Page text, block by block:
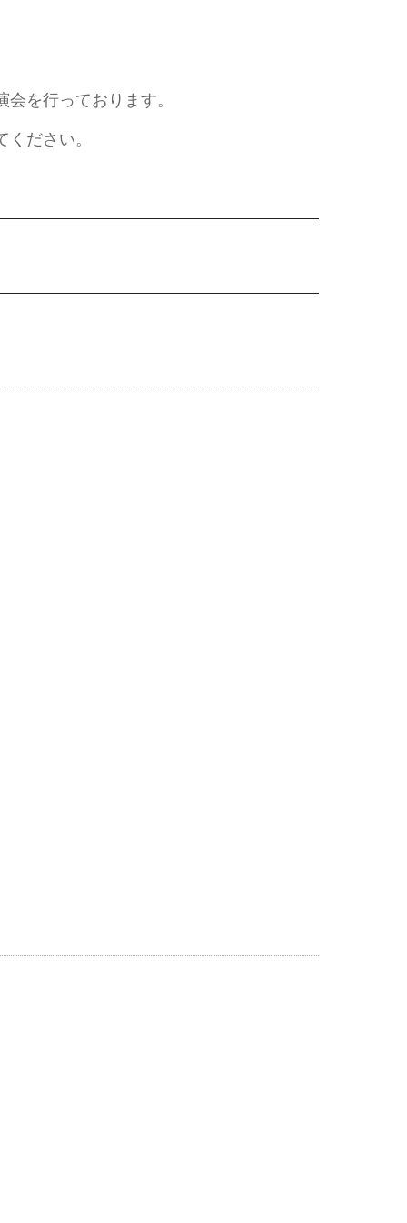
を行っております。
ださい。